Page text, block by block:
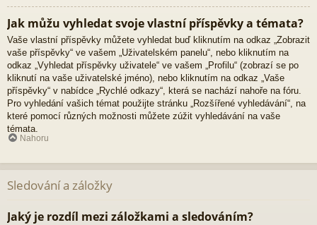
Jak můžu vyhledat svoje vlastní příspěvky a témata?
Vaše vlastní příspěvky můžete vyhledat buď kliknutím na odkaz „Zobrazit
vaše příspěvky“ ve vašem „Uživatelském panelu“, nebo kliknutím na
odkaz „Vyhledat příspěvky uživatele“ ve vašem „Profilu“ (zobrazí se po
kliknutí na vaše uživatelské jméno), nebo kliknutím na odkaz „Vaše
příspěvky“ v nabídce „Rychlé odkazy“, která se nachází nahoře na fóru.
Pro vyhledání vašich témat použijte stránku „Rozšířené vyhledávání“, na
které pomocí různých možnosti můžete zúžit vyhledávání na vaše
témata.
Nahoru
Sledování a záložky
Jaký je rozdíl mezi záložkami a sledováním?